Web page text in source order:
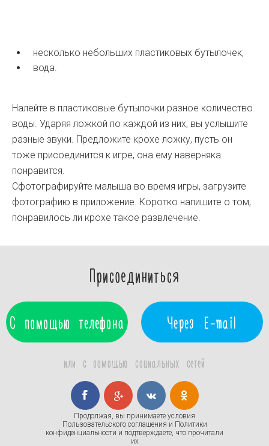
несколько небольших пластиковых бутылочек;
вода.
Налейте в пластиковые бутылочки разное количество
воды. Ударяя ложкой по каждой из них, вы услышите
разные звуки. Предложите крохе ложку, пусть он
тоже присоединится к игре, она ему наверняка
понравится.
Сфотографируйте малыша во время игры, загрузите
фотографию в приложение. Коротко напишите о том,
понравилось ли крохе такое развлечение.
Присоединиться
С помощью телефона Через E-mail
или с помощью социальных сетей
Продолжая, вы принимаете условия
Пользовательского соглашения и Политики
конфиденциальности и подтверждаете, что прочитали
их